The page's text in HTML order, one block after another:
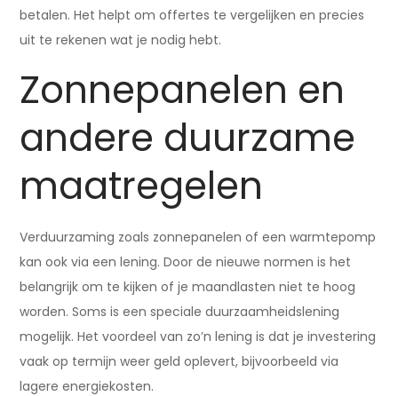
betalen. Het helpt om offertes te vergelijken en precies
uit te rekenen wat je nodig hebt.
Zonnepanelen en
andere duurzame
maatregelen
Verduurzaming zoals zonnepanelen of een warmtepomp
kan ook via een lening. Door de nieuwe normen is het
belangrijk om te kijken of je maandlasten niet te hoog
worden. Soms is een speciale duurzaamheidslening
mogelijk. Het voordeel van zo’n lening is dat je investering
vaak op termijn weer geld oplevert, bijvoorbeeld via
lagere energiekosten.